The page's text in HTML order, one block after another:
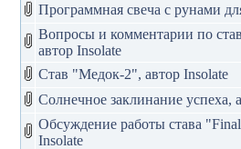
Программная свеча с рунами
Вопросы и комментарии по
автор Insolate
Став "Медок-2", автор Insolate
Солнечное заклинание успеха,
Обсуждение работы става
Insolate